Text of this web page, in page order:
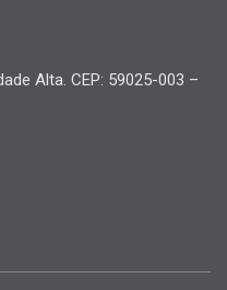
Alta. CEP: 59025-003 –